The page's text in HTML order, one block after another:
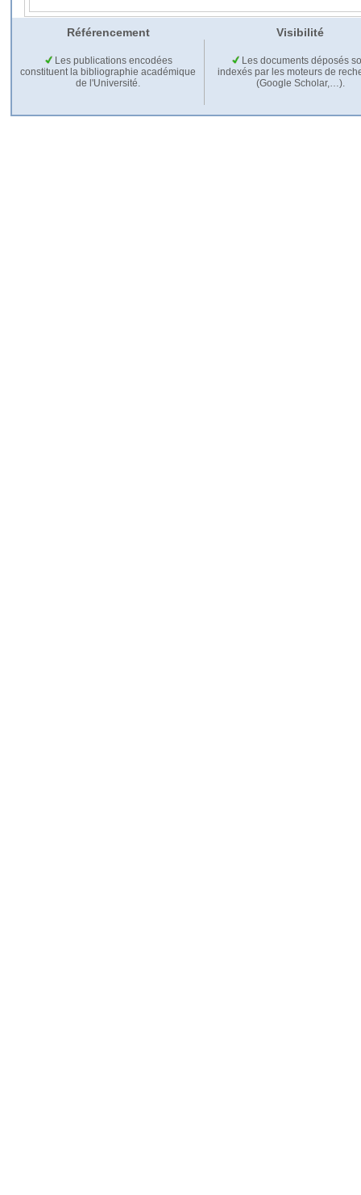
Référencement Visibilité
Les publications encodées
constituent la bibliographie académique
de l'Université.
Les documents déposés
indexés par les moteurs de
(Google Scholar,…).